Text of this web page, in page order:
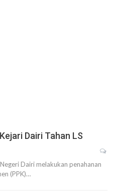
Dairi Tahan LS
Dairi melakukan penahanan
(PPK)…